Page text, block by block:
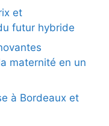
et
futur hybride
maternité en un
à Bordeaux et